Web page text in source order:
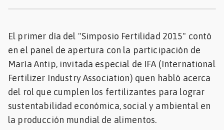
Porcicultura
Mascotas
El primer día del "Simposio Fertilidad 2015" contó
en el panel de apertura con la participación de
María Antip, invitada especial de IFA (International
Fertilizer Industry Association) quen habló acerca
del rol que cumplen los fertilizantes para lograr
sustentabilidad económica, social y ambiental en
la producción mundial de alimentos.